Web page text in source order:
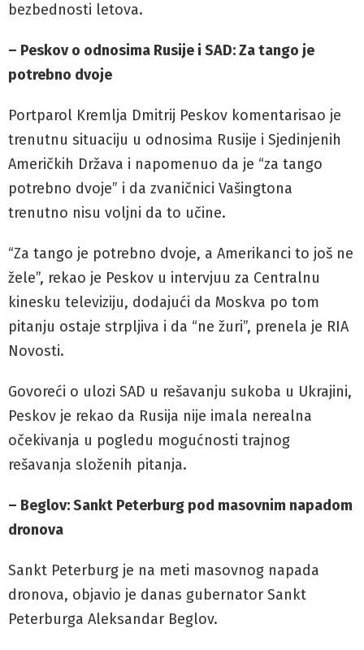
bezbednosti letova.
– Peskov o odnosima Rusije i SAD: Za tango je
potrebno dvoje
Portparol Kremlja Dmitrij Peskov komentarisao je
trenutnu situaciju u odnosima Rusije i Sjedinjenih
Američkih Država i napomenuo da je “za tango
potrebno dvoje” i da zvaničnici Vašingtona
trenutno nisu voljni da to učine.
“Za tango je potrebno dvoje, a Amerikanci to još ne
žele”, rekao je Peskov u intervjuu za Centralnu
kinesku televiziju, dodajući da Moskva po tom
pitanju ostaje strpljiva i da “ne žuri”, prenela je RIA
Novosti.
Govoreći o ulozi SAD u rešavanju sukoba u Ukrajini,
Peskov je rekao da Rusija nije imala nerealna
očekivanja u pogledu mogućnosti trajnog
rešavanja složenih pitanja.
– Beglov: Sankt Peterburg pod masovnim napadom
dronova
Sankt Peterburg je na meti masovnog napada
dronova, objavio je danas gubernator Sankt
Peterburga Aleksandar Beglov.